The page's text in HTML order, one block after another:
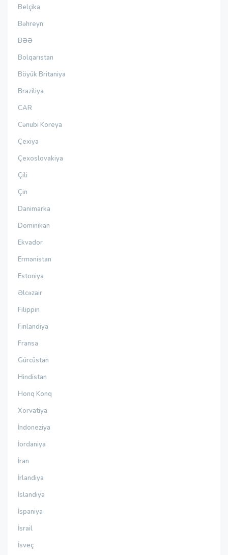
Belçika
Bəhreyn
BƏƏ
Bolqarıstan
Böyük Britaniya
Braziliya
CAR
Cənubi Koreya
Çexiya
Çexoslovakiya
Çili
Çin
Danimarka
Dominikan
Ekvador
Ermənistan
Estoniya
Əlcəzair
Filippin
Finlandiya
Fransa
Gürcüstan
Hindistan
Honq Konq
Xorvatiya
İndoneziya
İordaniya
İran
İrlandiya
İslandiya
İspaniya
İsrail
İsveç